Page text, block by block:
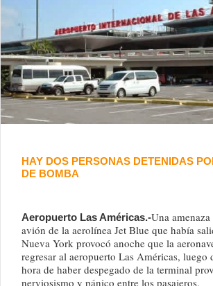
HAY DOS PERSONAS DETENIDAS
DE BOMBA
Aeropuerto Las Américas.-Una
avión de la aerolínea Jet Blue que había
Nueva York provocó anoche que la
regresar al aeropuerto Las Américas, luego
hora de haber despegado de la terminal
nerviosismo y pánico entre los pasajeros.